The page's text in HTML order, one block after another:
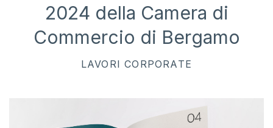
2024 della Camera di
Commercio di Bergamo
LAVORICORPORATE